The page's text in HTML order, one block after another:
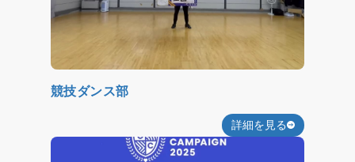
競技ダンス部
詳細を見る